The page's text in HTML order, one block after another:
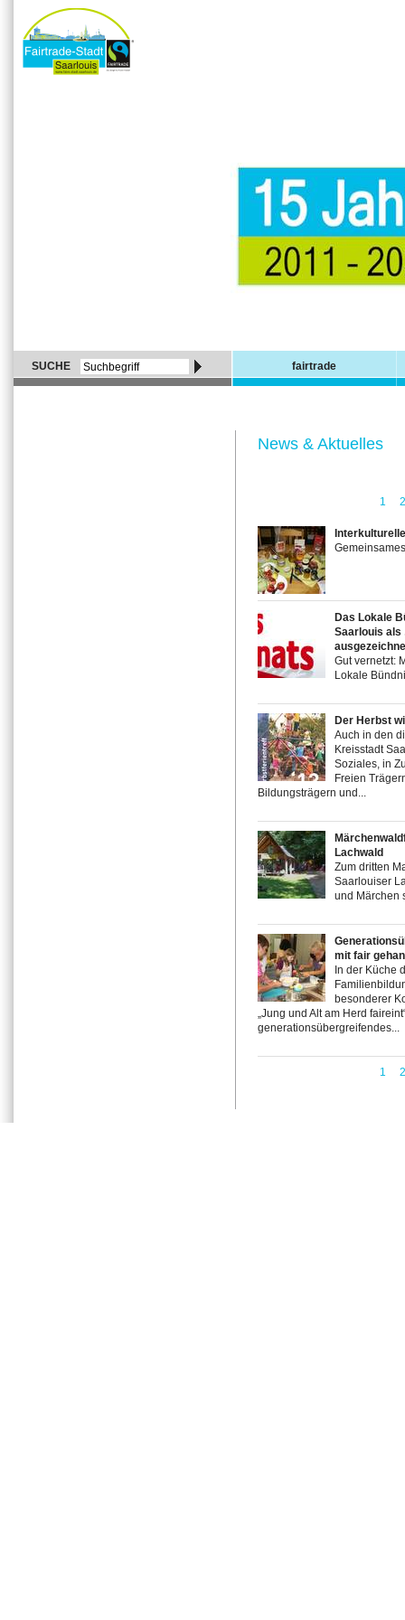
SUCHE fairtrade
News & Aktuelles
1
Das Lokale
Saarlouis als
Gut vernetzt:
Lokale
Der Herbst
Auch in den
Kreisstadt
Soziales, in
Freien
Bildungsträgern und...
Lachwald
Zum dritten
Saarlouiser
und Märchen
mit fair
In der Küche
besonderer
„Jung und Alt am Herd
generationsübergreifendes...
1